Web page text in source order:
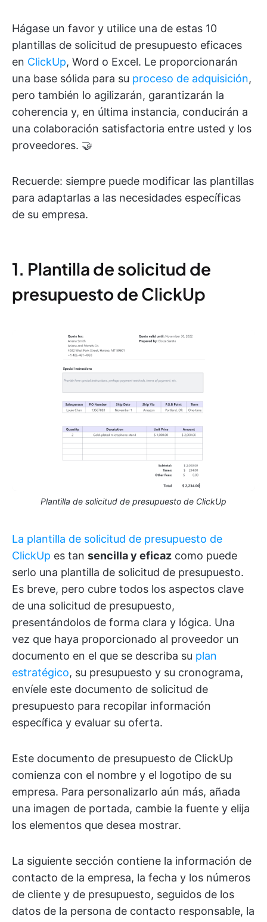
Hágase un favor y utilice una de estas 10
plantillas de solicitud de presupuesto eficaces
en ClickUp, Word o Excel. Le proporcionarán
una base sólida para su proceso de adquisición,
pero también lo agilizarán, garantizarán la
coherencia y, en última instancia, conducirán a
una colaboración satisfactoria entre usted y los
proveedores. 🤝
Recuerde: siempre puede modificar las plantillas
para adaptarlas a las necesidades específicas
de su empresa.
1. Plantilla de solicitud de
presupuesto de ClickUp
Plantilla de solicitud de presupuesto de ClickUp
La plantilla de solicitud de presupuesto de
ClickUp es tan sencilla y eficaz como puede
serlo una plantilla de solicitud de presupuesto.
Es breve, pero cubre todos los aspectos clave
de una solicitud de presupuesto,
presentándolos de forma clara y lógica. Una
vez que haya proporcionado al proveedor un
documento en el que se describa su plan
estratégico, su presupuesto y su cronograma,
envíele este documento de solicitud de
presupuesto para recopilar información
específica y evaluar su oferta.
Este documento de presupuesto de ClickUp
comienza con el nombre y el logotipo de su
empresa. Para personalizarlo aún más, añada
una imagen de portada, cambie la fuente y elija
los elementos que desea mostrar.
La siguiente sección contiene la información de
contacto de la empresa, la fecha y los números
de cliente y de presupuesto, seguidos de los
datos de la persona de contacto responsable, la